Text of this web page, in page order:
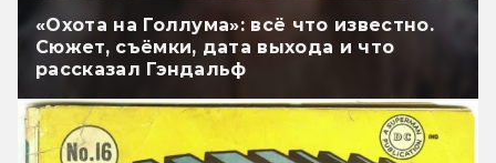
«Охота на Голлума»: всё что известно.
Сюжет, съёмки, дата выхода и что
рассказал Гэндальф